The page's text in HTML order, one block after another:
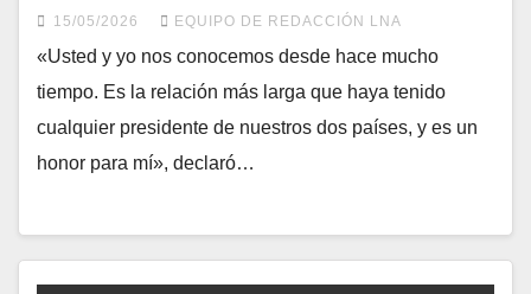
15/05/2026 EQUIPO DE REDACCIÓN LNA
«Usted y yo nos conocemos desde hace mucho
tiempo. Es la relación más larga que haya tenido
cualquier presidente de nuestros dos países, y es un
honor para mí», declaró…